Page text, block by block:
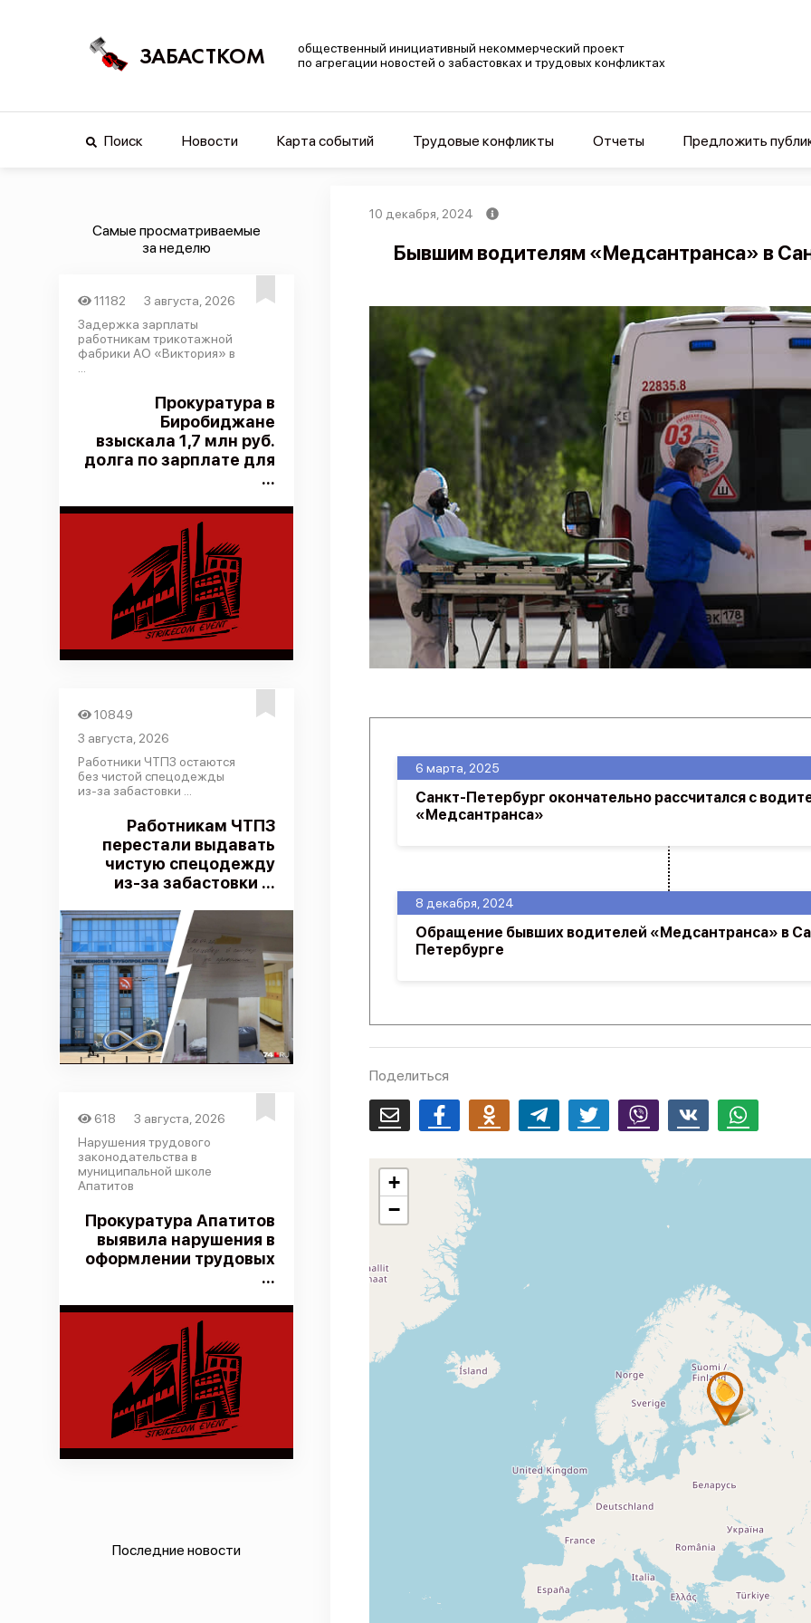
ЗАБАСТКОМ
общественный инициативный некоммерческий проект
по агрегации новостей о забастовках и трудовых конфликтах
Поиск Новости Карта событий Трудовые конфликты Отчеты Предложить
Самые просматриваемые
за неделю
11182
3 августа, 2026
Задержка зарплаты
работникам трикотажной
фабрики АО «Виктория» в
Прокуратура в
Биробиджане
взыскала 1,7 млн руб.
долга по зарплате для
...
10849
3 августа, 2026
Работники ЧТПЗ остаются
без чистой спецодежды
из-за забастовки ...
Работникам ЧТПЗ
перестали выдавать
чистую спецодежду
из-за забастовки ...
618
3 августа, 2026
Нарушения трудового
законодательства в
муниципальной школе
Апатитов
Прокуратура Апатитов
выявила нарушения в
оформлении трудовых
...
Последние новости
10 декабря, 2024
Бывшим водителям «Медсантранса» в
8 декабря, 2024
Обращение бывших водителей «Медсантранса» в
Петербурге
6 марта, 2025
Санкт-Петербург окончательно рассчитался с
«Медсантранса»
Поделиться
Email FacebookOdnoklassnikiTelegram Twitter Viber Whatsapp
+
−